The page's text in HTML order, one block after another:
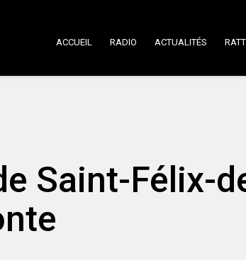
ACCUEIL RADIO ACTUALITÉS
Saint-Félix-